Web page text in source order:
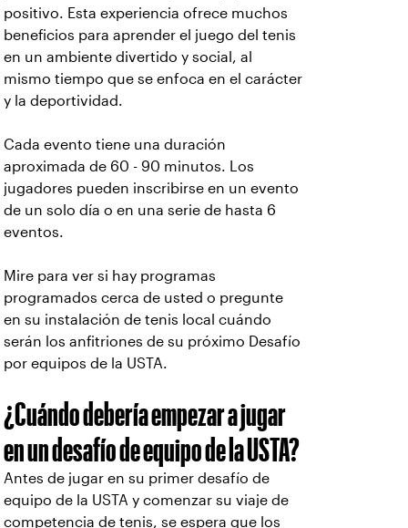
positivo. Esta experiencia ofrece muchos
beneficios para aprender el juego del tenis
en un ambiente divertido y social, al
mismo tiempo que se enfoca en el carácter
y la deportividad.
Cada evento tiene una duración
aproximada de 60 - 90 minutos. Los
jugadores pueden inscribirse en un evento
de un solo día o en una serie de hasta 6
eventos.
Mire para ver si hay programas
programados cerca de usted o pregunte
en su instalación de tenis local cuándo
serán los anfitriones de su próximo Desafío
por equipos de la USTA.
¿Cuándo debería empezar a jugar
en un desafío de equipo de la USTA?
Antes de jugar en su primer desafío de
equipo de la USTA y comenzar su viaje de
competencia de tenis, se espera que los